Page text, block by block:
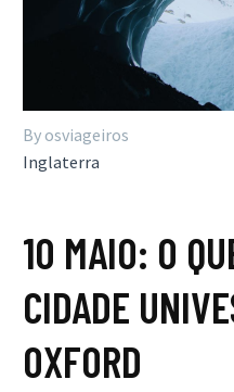
By osviageiros
Inglaterra
10 MAIO: O
CIDADE
OXFORD